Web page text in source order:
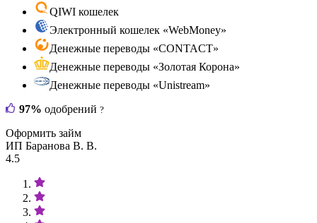
QIWI кошелек
Электронный кошелек «WebMoney»
Денежные переводы «CONTACT»
Денежные переводы «Золотая Корона»
Денежные переводы «Unistream»
97% одобрений ?
Оформить займ
ИП Баранова В. В.
4.5